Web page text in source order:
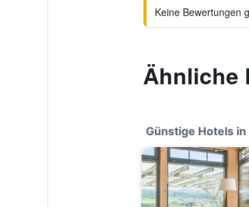
Keine Bewertungen
Ähnliche
Günstige Hotels